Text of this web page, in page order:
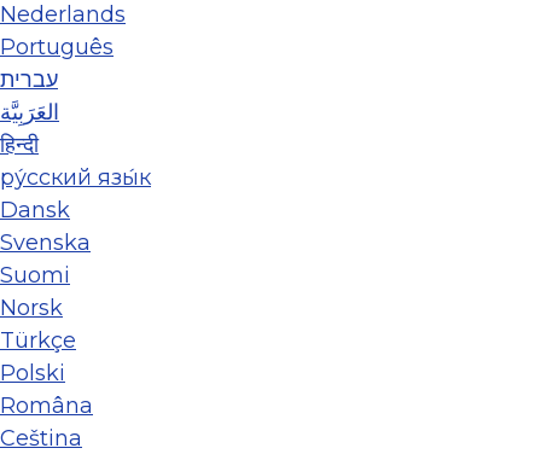
Nederlands
Português
עברית
العَرَبِيَّة
हिन्दी
ру́сский язы́к
Dansk
Svenska
Suomi
Norsk
Türkçe
Polski
Româna
Ceština